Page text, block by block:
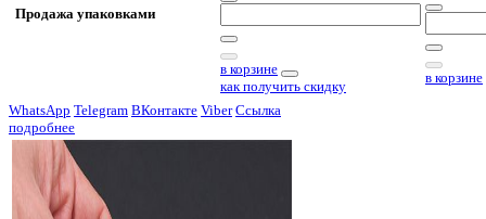
Продажа упаковками
в корзине
как получить скидку
в корзине
WhatsApp Telegram ВКонтакте Viber Ссылка
подробнее